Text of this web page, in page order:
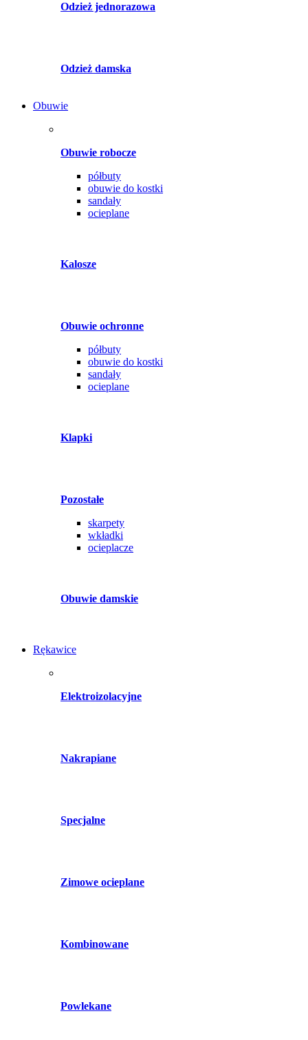
Odzież jednorazowa
Odzież damska
Obuwie
Obuwie robocze
półbuty
obuwie do kostki
sandały
ocieplane
Kalosze
Obuwie ochronne
półbuty
obuwie do kostki
sandały
ocieplane
Klapki
Pozostałe
skarpety
wkładki
ocieplacze
Obuwie damskie
Rękawice
Elektroizolacyjne
Nakrapiane
Specjalne
Zimowe ocieplane
Kombinowane
Powlekane